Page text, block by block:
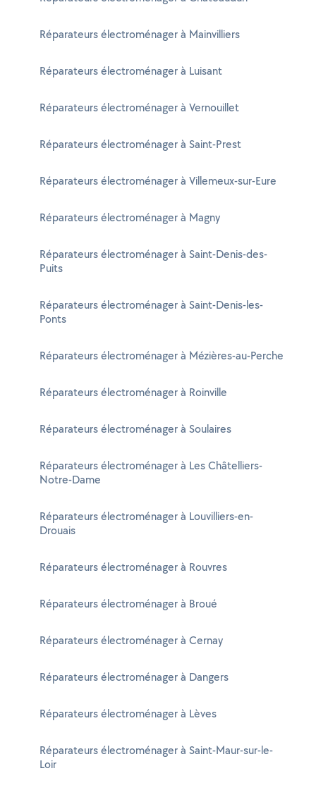
Réparateurs électroménager à Mainvilliers
Réparateurs électroménager à Luisant
Réparateurs électroménager à Vernouillet
Réparateurs électroménager à Saint-Prest
Réparateurs électroménager à Villemeux-sur-Eure
Réparateurs électroménager à Magny
Réparateurs électroménager à Saint-Denis-des-
Puits
Réparateurs électroménager à Saint-Denis-les-
Ponts
Réparateurs électroménager à Mézières-au-Perche
Réparateurs électroménager à Roinville
Réparateurs électroménager à Soulaires
Réparateurs électroménager à Les Châtelliers-
Notre-Dame
Réparateurs électroménager à Louvilliers-en-
Drouais
Réparateurs électroménager à Rouvres
Réparateurs électroménager à Broué
Réparateurs électroménager à Cernay
Réparateurs électroménager à Dangers
Réparateurs électroménager à Lèves
Réparateurs électroménager à Saint-Maur-sur-le-
Loir